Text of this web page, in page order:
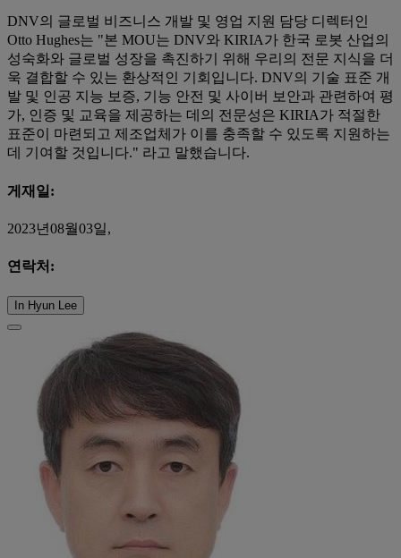
DNV의 글로벌 비즈니스 개발 및 영업 지원 담당 디렉터인
Otto Hughes는 "본 MOU는 DNV와 KIRIA가 한국 로봇 산업의
성숙화와 글로벌 성장을 촉진하기 위해 우리의 전문 지식을 더
욱 결합할 수 있는 환상적인 기회입니다. DNV의 기술 표준 개
발 및 인공 지능 보증, 기능 안전 및 사이버 보안과 관련하여 평
가, 인증 및 교육을 제공하는 데의 전문성은 KIRIA가 적절한
표준이 마련되고 제조업체가 이를 충족할 수 있도록 지원하는
데 기여할 것입니다." 라고 말했습니다.
게재일:
2023년08월03일,
연락처:
In Hyun Lee